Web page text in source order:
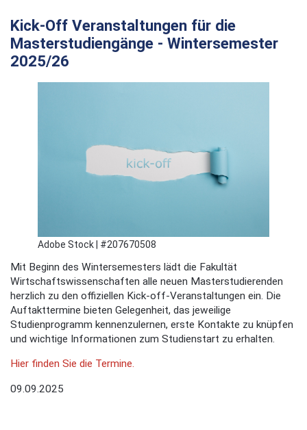
Kick-Off Veranstaltungen für die
Masterstudiengänge - Wintersemester
2025/26
Adobe Stock | #207670508
Mit Beginn des Wintersemesters lädt die Fakultät
Wirtschaftswissenschaften alle neuen Masterstudierenden
herzlich zu den offiziellen Kick-off-Veranstaltungen ein. Die
Auftakttermine bieten Gelegenheit, das jeweilige
Studienprogramm kennenzulernen, erste Kontakte zu knüpfen
und wichtige Informationen zum Studienstart zu erhalten.
Hier finden Sie die Termine.
09.09.2025